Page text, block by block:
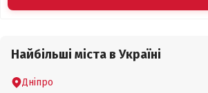
Найбільші міста в Україні
Дніпро